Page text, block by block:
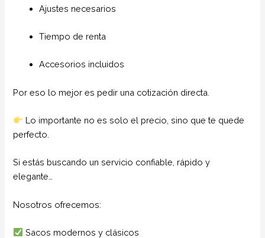
Ajustes necesarios
Tiempo de renta
Accesorios incluidos
Por eso lo mejor es pedir una cotización directa.
Lo importante no es solo el precio, sino que te quede
perfecto.
Si estás buscando un servicio confiable, rápido y
elegante…
Nosotros ofrecemos:
Sacos modernos y clásicos